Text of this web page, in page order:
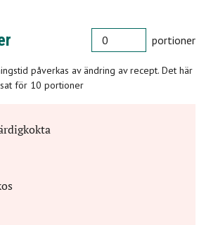
PORTIONER
portioner
påverkas av ändring av recept. Det här
för 10 portioner